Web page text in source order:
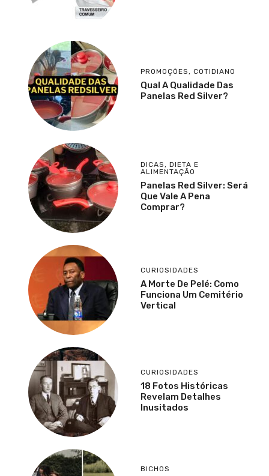
PROMOÇÕES, COTIDIANO
Qual A Qualidade Das
Panelas Red Silver?
DICAS, DIETA E
ALIMENTAÇÃO
Panelas Red Silver: Será
Que Vale A Pena
Comprar?
CURIOSIDADES
A Morte De Pelé: Como
Funciona Um Cemitério
Vertical
CURIOSIDADES
18 Fotos Históricas
Revelam Detalhes
Inusitados
BICHOS